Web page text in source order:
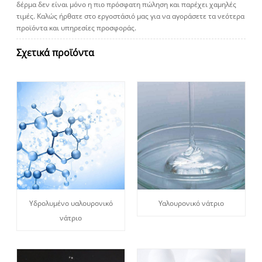
δέρμα δεν είναι μόνο η πιο πρόσφατη πώληση και παρέχει χαμηλές
τιμές. Καλώς ήρθατε στο εργοστάσιό μας για να αγοράσετε τα νεότερα
προϊόντα και υπηρεσίες προσφοράς.
Σχετικά προϊόντα
Υδρολυμένο υαλουρονικό
νάτριο
Υαλουρονικό νάτριο